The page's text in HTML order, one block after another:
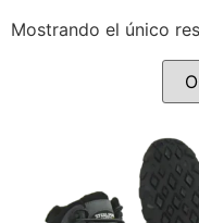
Mostrando el único